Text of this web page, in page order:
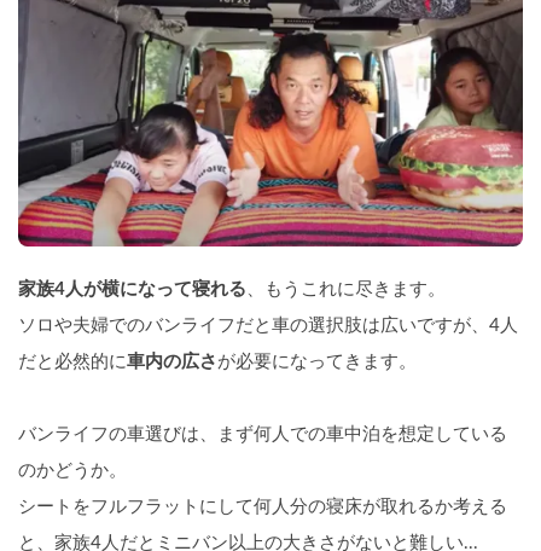
家族4人が横になって寝れる 、もうこれに尽きます。
ソロや夫婦でのバンライフだと車の選択肢は広いですが、4人
だと必然的に車内の広さ が必要になってきます。
バンライフの車選びは、まず何人での車中泊を想定している
のかどうか。
シートをフルフラットにして何人分の寝床が取れるか考える
と、家族4人だとミニバン以上の大きさがないと難しい...